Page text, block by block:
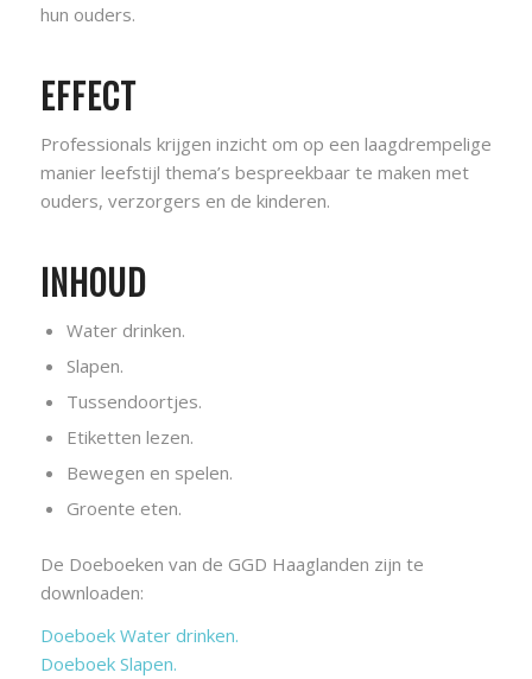
hun ouders.
EFFECT
Professionals krijgen inzicht om op een laagdrempelige
manier leefstijl thema’s bespreekbaar te maken met
ouders, verzorgers en de kinderen.
INHOUD
Water drinken.
Slapen.
Tussendoortjes.
Etiketten lezen.
Bewegen en spelen.
Groente eten.
De Doeboeken van de GGD Haaglanden zijn te
downloaden:
Doeboek Water drinken.
Doeboek Slapen.